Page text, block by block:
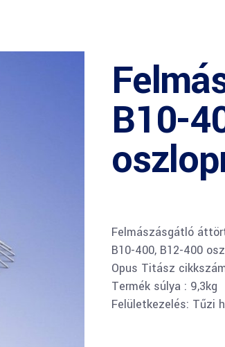
B10-
Felmászásgátló
B10-400, B12-400
Opus Titász
Termék súlya : 9,3kg
Felületkezelés: Tűzi